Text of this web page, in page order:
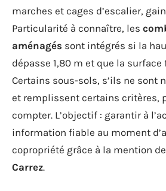
marches et cages d’escalier,
Particularité à connaître, les
aménagés sont intégrés si la
dépasse 1,80 m et que la
Certains sous-sols, s’ils ne sont
et remplissent certains critères,
compter. L’objectif : garantir à
information fiable au moment
copropriété grâce à la mention
Carrez.